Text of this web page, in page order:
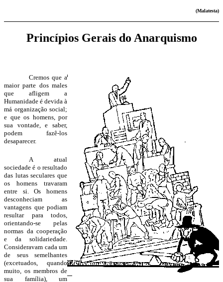
(Malatesta)
Princípios Gerais do Anarquismo
Cremos que a
maior parte dos males
que afligem a
Humanidade é devida à
má organização social;
e que os homens, por
sua vontade, e saber,
podem fazê-los
desaparecer.
A atual
sociedade é o resultado
das lutas seculares que
os homens travaram
entre si. Os homens
desconheciam as
vantagens que podiam
resultar para todos,
orientando-se pelas
normas da cooperação
e da solidariedade.
Consideravam cada um
de seus semelhantes
(excetuados, quando
muito, os membros de
sua família), um